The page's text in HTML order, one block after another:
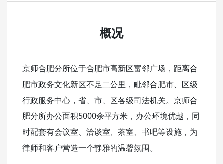
概况
京师合肥分所位于合肥市高新区富邻广场，距离合
肥市政务文化新区不足二公里，毗邻合肥市、区级
行政服务中心，省、市、区各级司法机关。京师合
肥分所办公面积5000余平方米，办公环境优越，同
时配套有会议室、洽谈室、茶室、书吧等设施，为
律师和客户营造一个静雅的温馨氛围。